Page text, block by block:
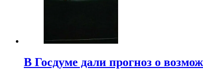
В Госдуме дали прогноз о